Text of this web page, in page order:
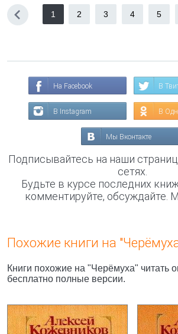
1 2 3 4 5
На Facebook В
В Instagram В
Мы Вконтакте
Подписывайтесь на наши
сетях.
Будьте в курсе последних
комментируйте, обсуждайте.
Похожие книги на
Книги похожие на "Черёмуха" читать
бесплатно полные версии.